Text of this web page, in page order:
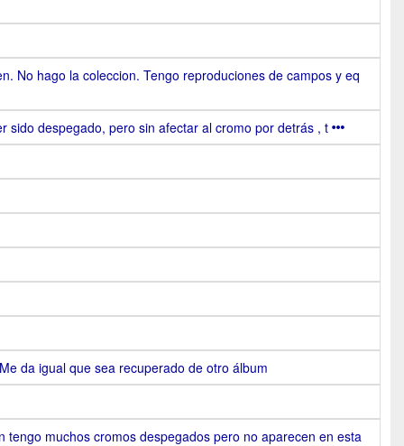
No hago la coleccion. Tengo reproduciones de campos y eq
sido despegado, pero sin afectar al cromo por detrás , t
da igual que sea recuperado de otro álbum
muchos cromos despegados pero no aparecen en esta